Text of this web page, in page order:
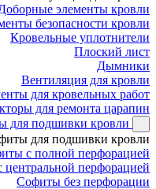
элементы кровли
безопасности кровли
Кровельные уплотнители
Плоский лист
Дымники
Вентиляция для кровли
для кровельных работ
для ремонта царапин
для подшивки кровли
для подшивки кровли
с полной перфорацией
перфорацией
Софиты без перфорации